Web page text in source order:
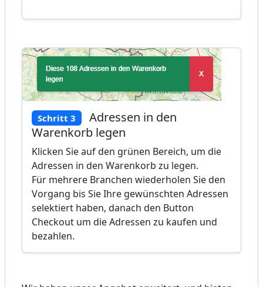
Schritt 3
Adressen in den
Warenkorb legen
Klicken Sie auf den grünen Bereich, um die
Adressen in den Warenkorb zu legen.
Für mehrere Branchen wiederholen Sie den
Vorgang bis Sie Ihre gewünschten Adressen
selektiert haben, danach den Button
Checkout um die Adressen zu kaufen und
bezahlen.